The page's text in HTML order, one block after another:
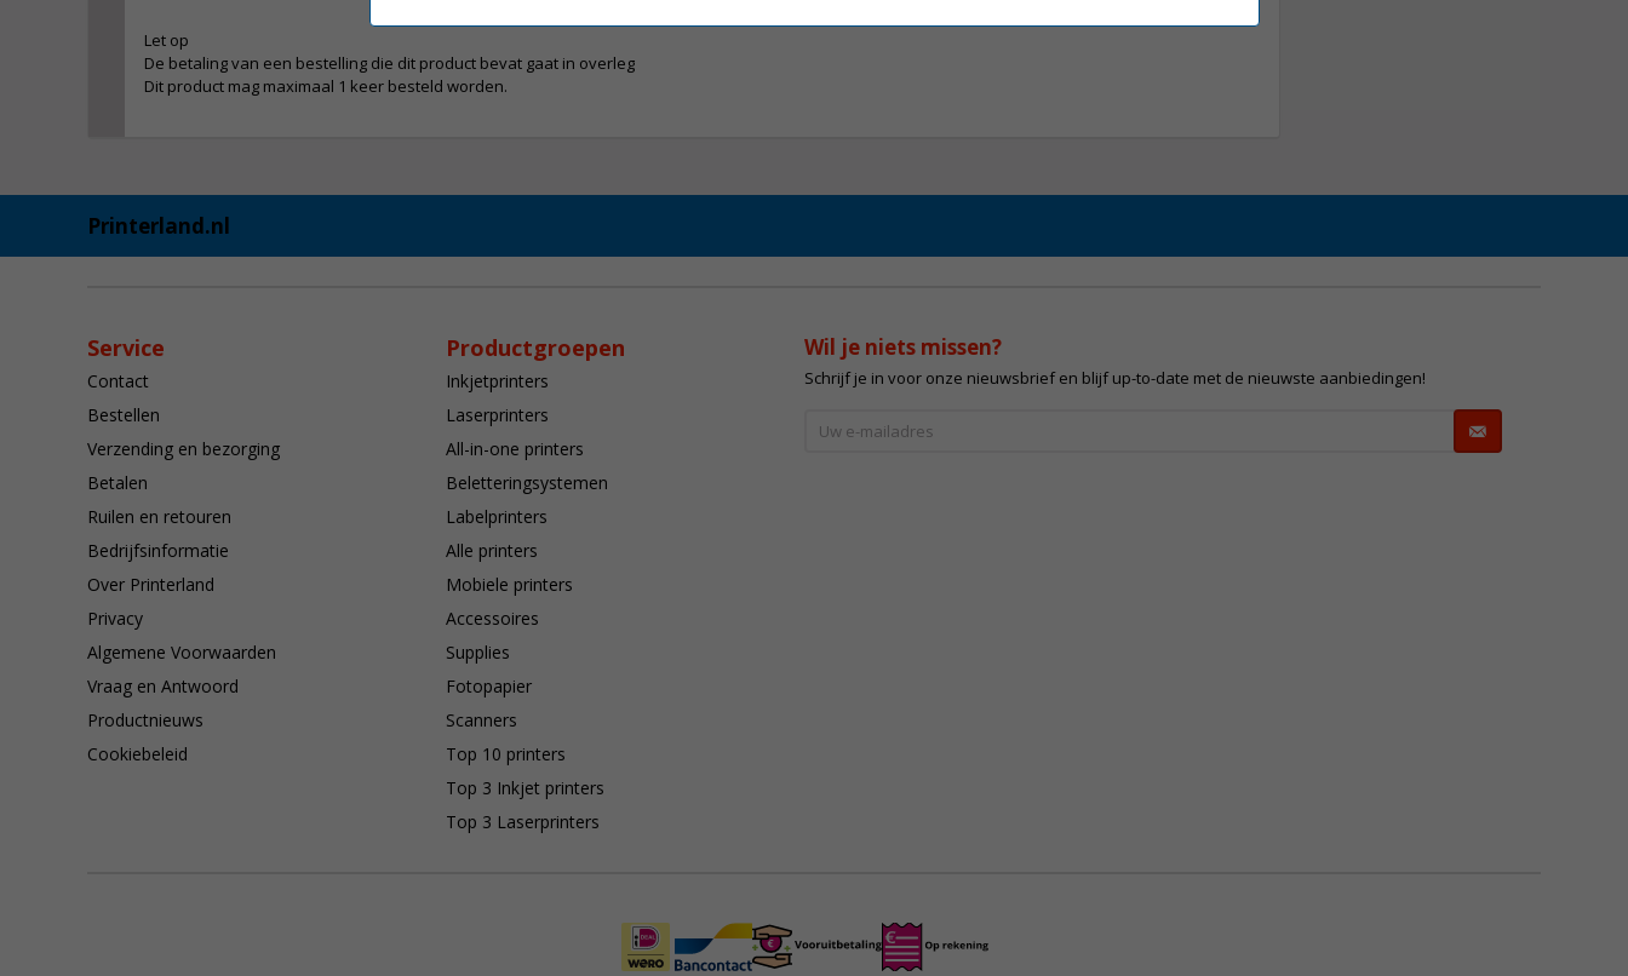
Let op
De betaling van een bestelling die dit product bevat gaat in overleg
Dit product mag maximaal 1 keer besteld worden.
Printerland.nl
Service
Contact
Bestellen
Verzending en bezorging
Betalen
Ruilen en retouren
Bedrijfsinformatie
Over Printerland
Privacy
Algemene Voorwaarden
Vraag en Antwoord
Productnieuws
Cookiebeleid
Productgroepen
Inkjetprinters
Laserprinters
All-in-one printers
Beletteringsystemen
Labelprinters
Alle printers
Mobiele printers
Accessoires
Supplies
Fotopapier
Scanners
Top 10 printers
Top 3 Inkjet printers
Top 3 Laserprinters
Wil je niets missen?
Schrijf je in voor onze nieuwsbrief en blijf up-to-date met de nieuwste aanbiedingen!